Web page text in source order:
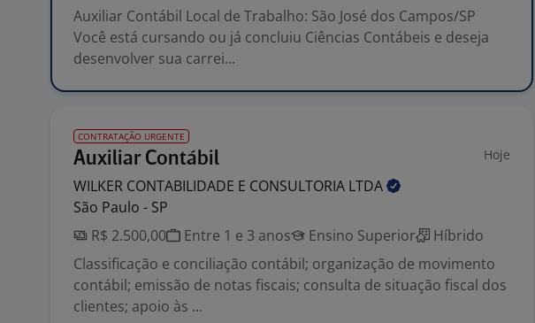
Auxiliar Contábil Local de Trabalho: São José dos Campos/SP
Você está cursando ou já concluiu Ciências Contábeis e deseja
desenvolver sua carrei...
CONTRATAÇÃO URGENTE
Auxiliar Contábil Hoje
WILKER CONTABILIDADE E CONSULTORIA LTDA
São Paulo - SP
R$ 2.500,00
Entre 1 e 3 anos Ensino Superior
Híbrido
Classificação e conciliação contábil; organização de movimento
contábil; emissão de notas fiscais; consulta de situação fiscal dos
clientes; apoio às ...